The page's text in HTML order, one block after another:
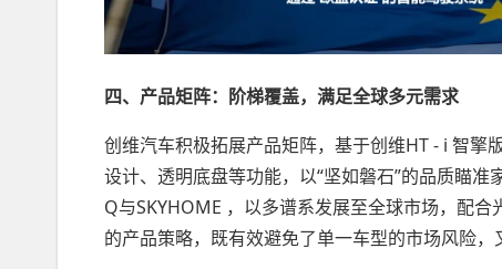
四、产品矩阵：阶梯覆盖，满足全球多元需求
创维汽车积极拓展产品矩阵，基于创维HT - i 智擎
设计、透明底盘等功能，以“坚如磐石”的品质瞄
Q与SKYHOME ，以多谱系发展至全球市场，配
的产品策略，既有效避免了单一车型的市场风险，